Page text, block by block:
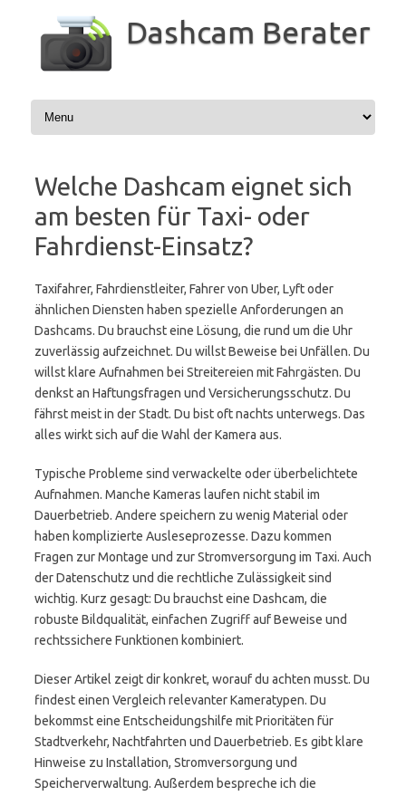
springen
Dashcam Berater
Welche Dashcam eignet sich
am besten für Taxi- oder
Fahrdienst-Einsatz?
Taxifahrer, Fahrdienstleiter, Fahrer von Uber, Lyft oder
ähnlichen Diensten haben spezielle Anforderungen an
Dashcams. Du brauchst eine Lösung, die rund um die Uhr
zuverlässig aufzeichnet. Du willst Beweise bei Unfällen. Du
willst klare Aufnahmen bei Streitereien mit Fahrgästen. Du
denkst an Haftungsfragen und Versicherungsschutz. Du
fährst meist in der Stadt. Du bist oft nachts unterwegs. Das
alles wirkt sich auf die Wahl der Kamera aus.
Typische Probleme sind verwackelte oder überbelichtete
Aufnahmen. Manche Kameras laufen nicht stabil im
Dauerbetrieb. Andere speichern zu wenig Material oder
haben komplizierte Ausleseprozesse. Dazu kommen
Fragen zur Montage und zur Stromversorgung im Taxi. Auch
der Datenschutz und die rechtliche Zulässigkeit sind
wichtig. Kurz gesagt: Du brauchst eine Dashcam, die
robuste Bildqualität, einfachen Zugriff auf Beweise und
rechtssichere Funktionen kombiniert.
Dieser Artikel zeigt dir konkret, worauf du achten musst. Du
findest einen Vergleich relevanter Kameratypen. Du
bekommst eine Entscheidungshilfe mit Prioritäten für
Stadtverkehr, Nachtfahrten und Dauerbetrieb. Es gibt klare
Hinweise zu Installation, Stromversorgung und
Speicherverwaltung. Außerdem bespreche ich die